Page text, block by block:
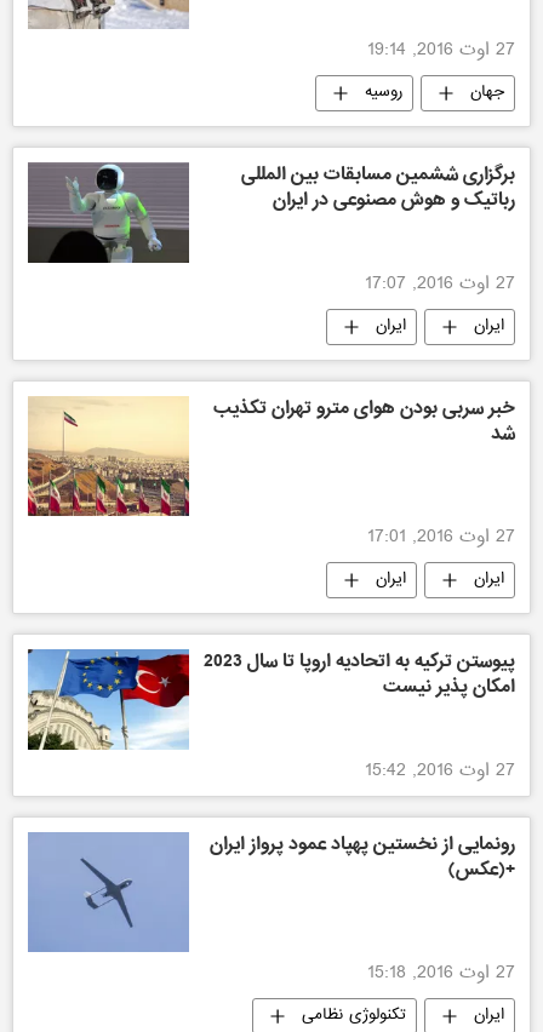
27 اوت 2016, 19:14
جهان روسیه
برگزاری ششمین مسابقات بین المللی
رباتیک و هوش مصنوعی در ایران
27 اوت 2016, 17:07
ایران ایران
خبر سربی بودن هوای مترو تهران تکذیب
شد
27 اوت 2016, 17:01
ایران ایران
پیوستن ترکیه به اتحادیه اروپا تا سال 2023
امکان پذیر نیست
27 اوت 2016, 15:42
رونمایی از نخستین پهپاد عمود پرواز ایران
+(عکس)
27 اوت 2016, 15:18
ایران تکنولوژی نظامی